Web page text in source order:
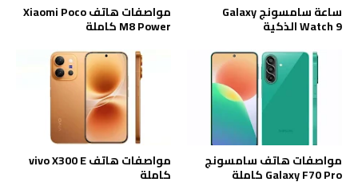
ساعة سامسونج Galaxy
Watch 9 الذكية
مواصفات هاتف Xiaomi Poco
M8 Power كاملة
مواصفات هاتف سامسونج
Galaxy F70 Pro كاملة
مواصفات هاتف vivo X300 E
كاملة